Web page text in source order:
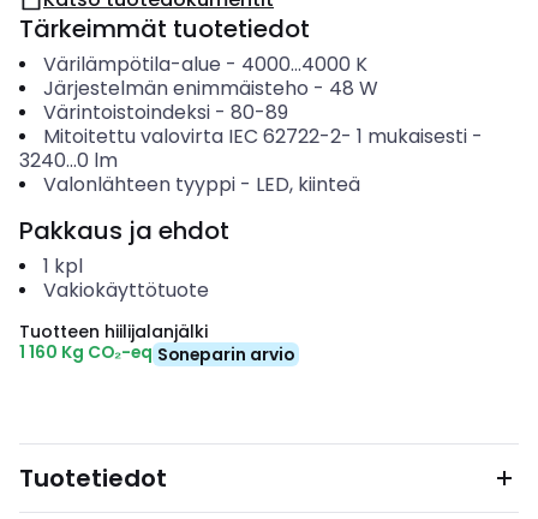
Tärkeimmät tuotetiedot
Värilämpötila-alue - 4000...4000 K
Järjestelmän enimmäisteho - 48 W
Värintoistoindeksi- 80-89
Mitoitettu valovirta IEC 62722-2- 1 mukaisesti-
3240...0 lm
Valonlähteen tyyppi- LED, kiinteä
Pakkaus ja ehdot
1 kpl
Vakiokäyttötuote
Tuotteen hiilijalanjälki
1 160 Kg CO₂-eq Soneparin arvio
Tuotetiedot